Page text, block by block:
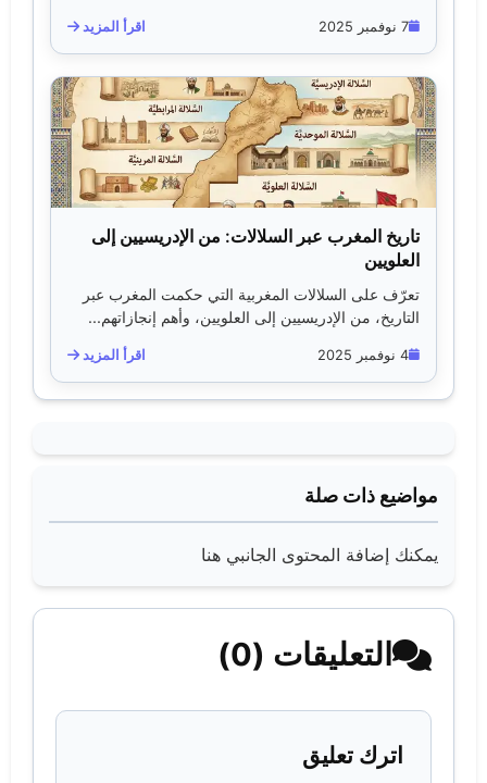
7 نوفمبر 2025 اقرأ المزيد
تاريخ المغرب عبر السلالات: من الإدريسيين إلى
العلويين
تعرّف على السلالات المغربية التي حكمت المغرب عبر
التاريخ، من الإدريسيين إلى العلويين، وأهم إنجازاتهم...
4 نوفمبر 2025 اقرأ المزيد
مواضيع ذات صلة
يمكنك إضافة المحتوى الجانبي هنا
التعليقات (0)
اترك تعليق